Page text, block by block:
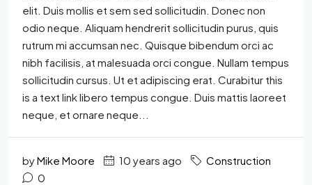
elit. Duis mollis et sem sed sollicitudin. Donec non
odio neque. Aliquam hendrerit sollicitudin purus, quis
rutrum mi accumsan nec. Quisque bibendum orci ac
nibh facilisis, at malesuada orci congue. Nullam tempus
sollicitudin cursus. Ut et adipiscing erat. Curabitur this
is a text link libero tempus congue. Duis mattis laoreet
neque, et ornare neque...
byMike Moore 10 years ago
Construction
0